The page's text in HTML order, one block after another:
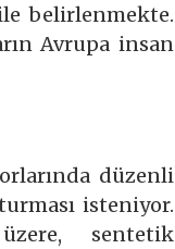
belirlenmekte.
Avrupa insan
düzenli
isteniyor.
sentetik